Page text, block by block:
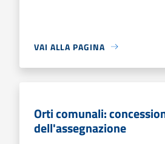
VAI ALLA PAGINA
Orti comunali:
dell'assegnazione